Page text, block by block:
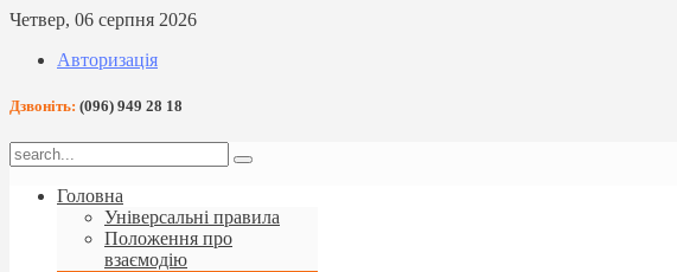
Четвер, 06 серпня 2026
Авторизація
Дзвоніть: (096) 949 28 18
Головна
Універсальні правила
Положення про
взаємодію